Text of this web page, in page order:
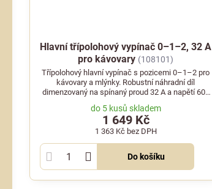
Hlavní třípolohový vypínač 0–1–2, 32 A
pro kávovary (108101)
Třípolohový hlavní vypínač s pozicemi 0–1–2 pro
kávovary a mlýnky. Robustní náhradní díl
dimenzovaný na spínaný proud 32 A a napětí 600
V.
do 5 kusů skladem
1 649 Kč
1 363 Kč bez DPH
Do košíku